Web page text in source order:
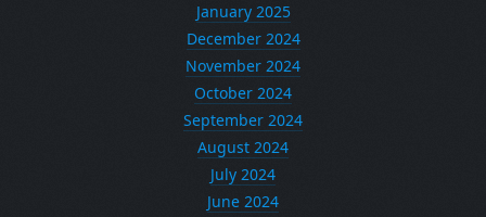
January 2025
December 2024
November 2024
October 2024
September 2024
August 2024
July 2024
June 2024